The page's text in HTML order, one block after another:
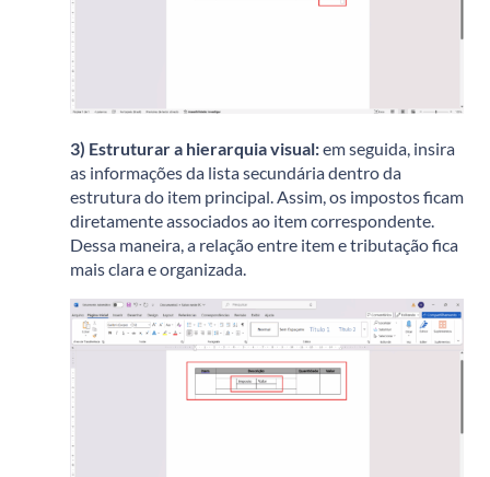
3) Estruturar a hierarquia visual:emseguida, insira
as informações da lista secundária dentro da
estrutura do item principal. Assim, os impostos ficam
diretamente associados ao item correspondente.
Dessa maneira, a relação entre item e tributação fica
mais clara e organizada.